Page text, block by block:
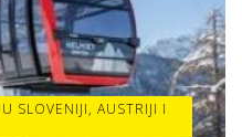
SLOVENIJI, AUSTRIJI I